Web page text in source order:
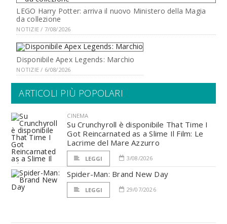
LEGO Harry Potter: arriva il nuovo Ministero della Magia
da collezione
NOTIZIE / 7/08/2026
Disponibile Apex Legends: Marchio
NOTIZIE / 6/08/2026
ARTICOLI PIÙ POPOLARI
CINEMA
Su Crunchyroll è disponibile That Time I
Got Reincarnated as a Slime Il Film: Le
Lacrime del Mare Azzurro
LEGGI 3/08/2026
Spider-Man: Brand New Day
LEGGI 29/07/2026